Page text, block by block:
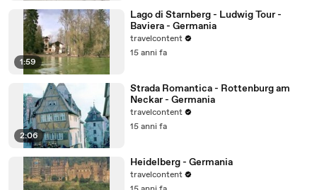
1:59
Lago di Starnberg - Ludwig Tour -
Baviera - Germania
travelcontent
15 anni fa
2:06
Strada Romantica - Rottenburg am
Neckar - Germania
travelcontent
15 anni fa
Heidelberg - Germania
travelcontent